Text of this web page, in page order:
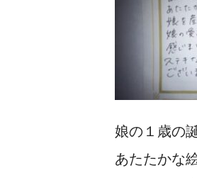
娘の１歳の
あたたかな